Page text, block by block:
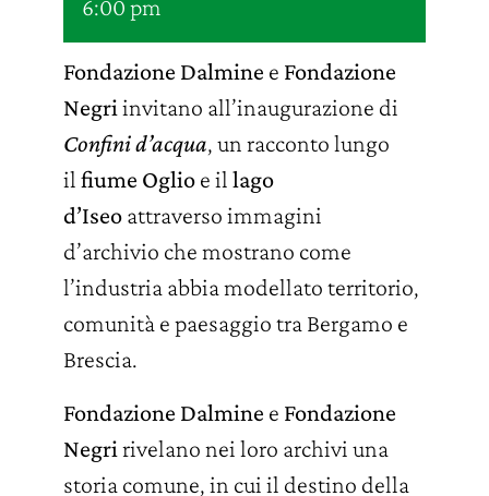
6:00 pm
Fondazione Dalmine e Fondazione
Negriinvitano all’inaugurazione di
Confini d’acqua, un racconto lungo
ilfiume Oglio e illago
d’Iseo attraverso immagini
d’archivio che mostrano come
l’industria abbia modellato territorio,
comunità e paesaggio tra Bergamo e
Brescia.
Fondazione Dalmine e Fondazione
Negririvelano nei loro archivi una
storia comune, in cui il destino della